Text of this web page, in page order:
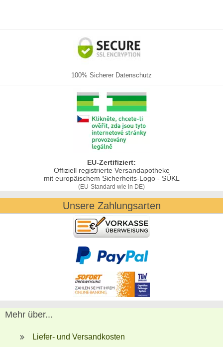
100% Sicherer Datenschutz
EU-Zertifiziert:
Offiziell registrierte Versandapotheke
mit europäischem Sicherheits-Logo - SÚKL
(EU-Standard wie in DE)
Unsere Zahlungsarten
Mehr über...
Liefer- und Versandkosten